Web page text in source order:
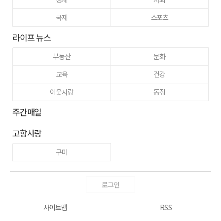
국제
스포츠
라이프 뉴스
부동산
문화
교육
건강
이웃사랑
동정
주간매일
고향사랑
구미
로그인
사이트맵 RSS